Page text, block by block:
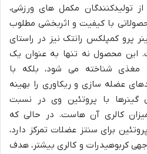
تولیدکنندگان مکمل های ورزشی،
با کیفیت و اثربخشی مطلوب
پرو کمپلکس رانتک نیز در راستای
محصول نه تنها به عنوان یک
مغذی شناخته می شود، بلکه با
عضله سازی و ریکاوری را بهینه
با پروتئین وی در نسبت
کالری آن هاست. در حالی که
برای سنتز عضلات تمرکز دارد،
کربوهیدرات و کالری بیشتر، هدف